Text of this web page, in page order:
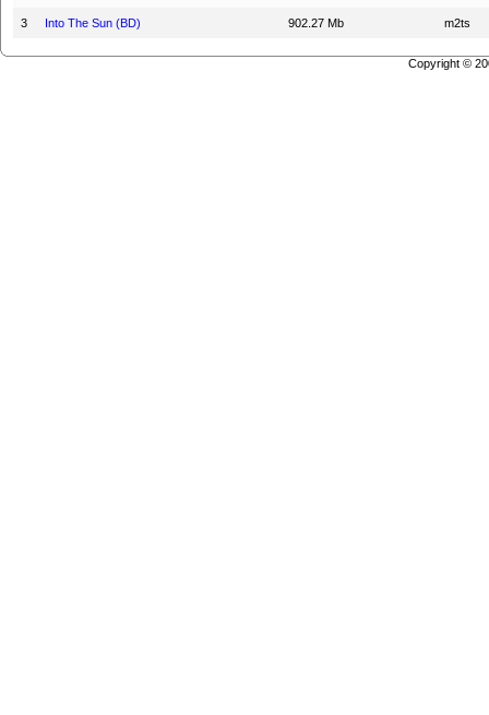
3 Into The Sun (BD) 902.27 Mb m2ts
Copyright ©